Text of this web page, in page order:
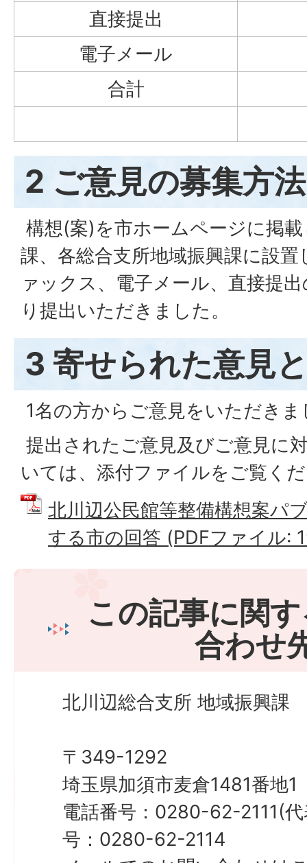
直接提出
電子メール
合計
2 ご意見の募集方法
構想(案)を市ホームページに掲
課、各総合支所地域振興課に設
ァックス、電子メール、直接提
り提出いただきました。
3 寄せられた意見
1名の方からご意見をいただきま
提出されたご意見及びご意見に
いては、添付ファイルをご覧く
北川辺公民館等整備構想案パ
する市の回答 (PDFファイル:
この記事に関
合わせ
北川辺総合支所 地域振興課
〒349-1292
埼玉県加須市麦倉1481番地1
電話番号：0280-62-2111(
号：0280-62-2114